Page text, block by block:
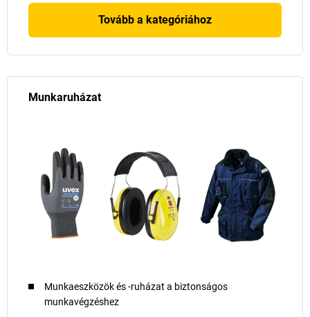
Tovább a kategóriához
Munkaruházat
Munkaeszközök és -ruházat a biztonságos
munkavégzéshez